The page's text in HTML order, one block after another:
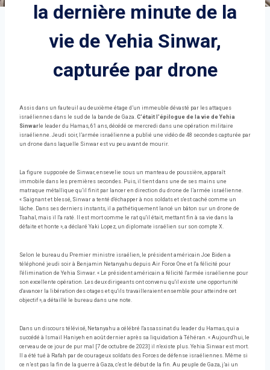
la dernière minute de la
vie de Yehia Sinwar,
capturée par drone
Assis dans un fauteuil au deuxième étage d’un immeuble dévasté par les attaques
israéliennes dans le sud de la bande de Gaza. C'était l'épilogue de la vie de Yehia
Sinwar le leader du Hamas, 61 ans, décédé ce mercredi dans une opération militaire
israélienne. Jeudi soir, l’armée israélienne a publié une vidéo de 48 secondes capturée par
un drone dans laquelle Sinwar est vu peu avant de mourir.
La figure supposée de Sinwar, ensevelie sous un manteau de poussière, apparaît
immobile dans les premières secondes. Puis, il tient dans une de ses mains une
matraque métallique qu’il finit par lancer en direction du drone de l’armée israélienne.
« Saignant et blessé, Sinwar a tenté d'échapper à nos soldats et s'est caché comme un
lâche. Dans ses derniers instants, il a pathétiquement lancé un bâton sur un drone de
Tsahal, mais il l'a raté. Il est mort comme le rat qu'il était, mettant fin à sa vie dans la
défaite et honte », a déclaré Yaki Lopez, un diplomate israélien sur son compte X.
Selon le bureau du Premier ministre israélien, le président américain Joe Biden a
téléphoné jeudi soir à Benjamin Netanyahu depuis Air Force One et l'a félicité pour
l'élimination de Yehia Sinwar. « Le président américain a félicité l'armée israélienne pour
son excellente opération. Les deux dirigeants ont convenu qu'il existe une opportunité
d'avancer la libération des otages et qu'ils travailleraient ensemble pour atteindre cet
objectif », a détaillé le bureau dans une note.
Dans un discours télévisé, Netanyahu a célébré l'assassinat du leader du Hamas, qui a
succédé à Ismail Haniyeh en août dernier après sa liquidation à Téhéran. « Aujourd'hui, le
cerveau de ce jour de pur mal [7 de octubre de 2023] il n'existe plus. Yehia Sinwar est mort.
Il a été tué à Rafah par de courageux soldats des Forces de défense israéliennes. Même si
ce n’est pas la fin de la guerre à Gaza, c’est le début de la fin. Au peuple de Gaza, j’ai un